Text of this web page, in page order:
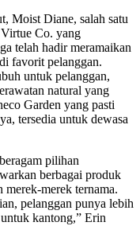
Moist Diane, salah satu
Co. yang
telah hadir meramaikan
favorit pelanggan.
untuk pelanggan,
natural yang
Garden yang pasti
tersedia untuk dewasa
pilihan
berbagai produk
merek-merek ternama.
pelanggan punya lebih
kantong,” Erin